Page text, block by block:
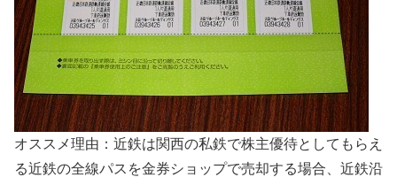
オススメ理由：近鉄は関西の私鉄で株主優待としてもらえ
る近鉄の全線パスを金券ショップで売却する場合、近鉄沿